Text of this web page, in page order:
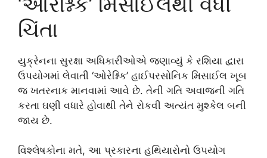
ચિંતા
યુક્રેનના સુરક્ષા અધિકારીઓએ જણાવ્યું કે રશિયા દ્વારા
ઉપયોગમાં લેવાતી ‘ઓરેશ્નિક’ હાઈપરસોનિક મિસાઈલ ખૂબ
જ ખતરનાક માનવામાં આવે છે. તેની ગતિ અવાજની ગતિ
કરતા ઘણી વધારે હોવાથી તેને રોકવી અત્યંત મુશ્કેલ બની
જાય છે.
વિશ્લેષકોના મતે, આ પ્રકારના હથિયારોનો ઉપયોગ